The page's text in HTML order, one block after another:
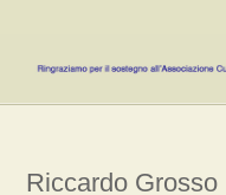
Riccardo Grosso